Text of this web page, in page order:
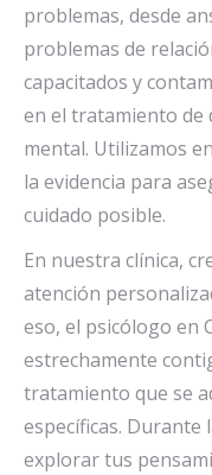
problemas, desde
problemas de
capacitados y
en el tratamiento de
mental. Utilizamos
la evidencia para
cuidado posible.
En nuestra clínica,
atención
eso, el psicólogo en
estrechamente
tratamiento que se
específicas. Durante
explorar tus